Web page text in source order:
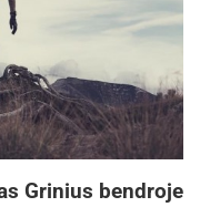
Grinius bendroje